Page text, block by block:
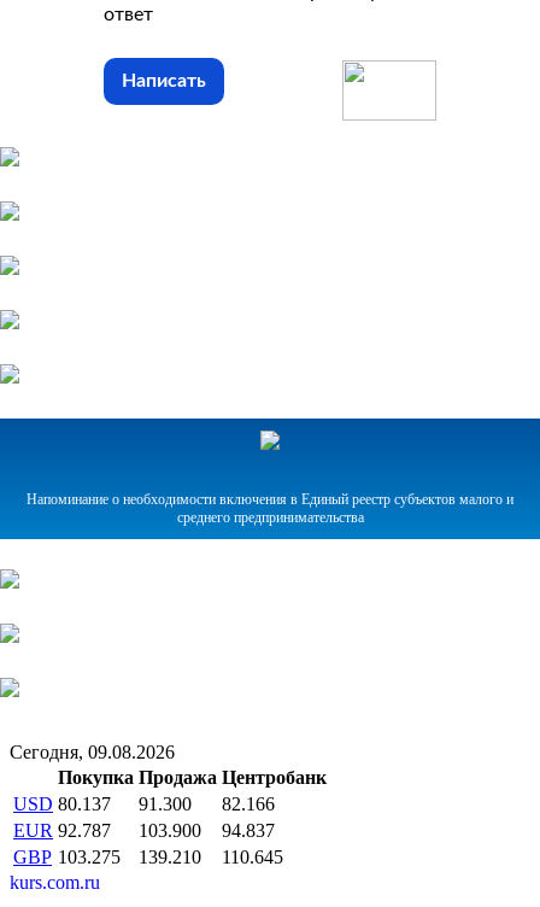
ответ
Написать
Напоминание о необходимости включения в Единый реестр субъектов малого и
среднего предпринимательства